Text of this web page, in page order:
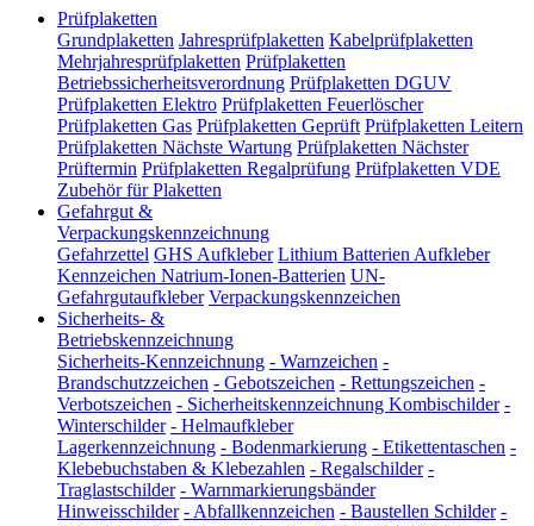
Prüfplaketten
Grundplaketten Jahresprüfplaketten Kabelprüfplaketten
Mehrjahresprüfplaketten Prüfplaketten
Betriebssicherheitsverordnung Prüfplaketten DGUV
Prüfplaketten Elektro Prüfplaketten Feuerlöscher
Prüfplaketten Gas Prüfplaketten Geprüft Prüfplaketten Leitern
Prüfplaketten Nächste Wartung Prüfplaketten Nächster
Prüftermin Prüfplaketten Regalprüfung Prüfplaketten VDE
Zubehör für Plaketten
Gefahrgut &
Verpackungskennzeichnung
Gefahrzettel GHS Aufkleber Lithium Batterien Aufkleber
Kennzeichen Natrium-Ionen-Batterien UN-
Gefahrgutaufkleber Verpackungskennzeichen
Sicherheits- &
Betriebskennzeichnung
Sicherheits-Kennzeichnung - Warnzeichen -
Brandschutzzeichen - Gebotszeichen - Rettungszeichen -
Verbotszeichen - Sicherheitskennzeichnung Kombischilder -
Winterschilder - Helmaufkleber
Lagerkennzeichnung - Bodenmarkierung - Etikettentaschen -
Klebebuchstaben & Klebezahlen - Regalschilder -
Traglastschilder - Warnmarkierungsbänder
Hinweisschilder - Abfallkennzeichen - Baustellen Schilder -